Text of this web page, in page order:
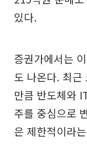
있다.
증권가에서는
도 나온다. 최근
만큼 반도체와
주를 중심으로
은 제한적이라